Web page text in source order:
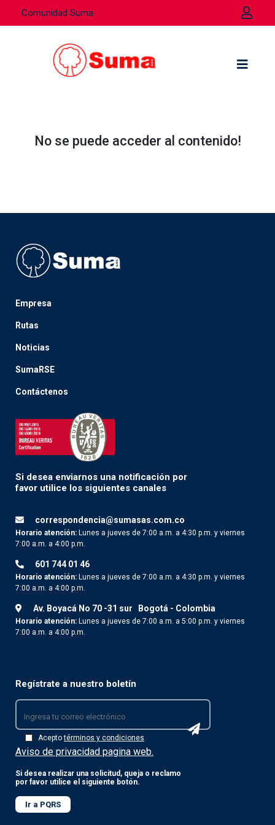
Comunidad Suma
No se puede acceder al contenido!
Empresa
Rutas
Noticias
SumaRSE
Contáctenos
Si desea enviarnos una notificación por
favor utilice los siguientes canales
correspondencia@sumasas.com.co
Horario atención: Lunes a jueves de 7:00 a.m. a 4:30 p.m. y viernes
7:00 a.m. a 4:00 p.m.
601 744 01 46
Horario atención: Lunes a jueves de 7:00 a.m. a 4:30 p.m. y viernes
7:00 a.m. a 4:00 p.m.
Av. Boyacá No 70 -31 sur Bogotá - Colombia
Horario atención: Lunes a jueves de 7:00 a.m. a 5:00 p.m. y viernes
7:00 a.m. a 4:00 p.m.
Regístrate a nuestro boletín
Aceptotérminos y condiciones
Aviso de privacidad pagina web.
Si desea realizar una solicitud, queja o reclamo
por favor utilice el siguiente botón.
Ir a PQRS